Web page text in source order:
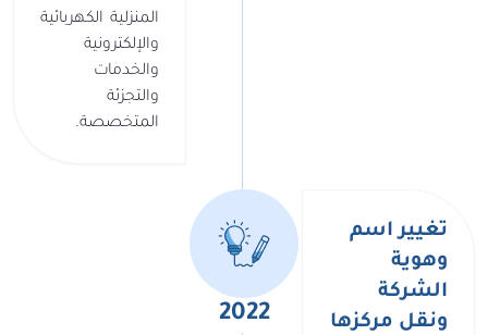
المنزلية الكهربائية
والإلكترونية
والخدمات
والتجزئة
المتخصصة.
2022
تغيير اسم
وهوية
الشركة
ونقل مركزها